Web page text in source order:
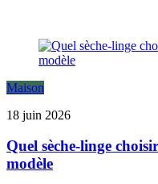
Maison
18 juin 2026
Quel sèche-linge
modèle